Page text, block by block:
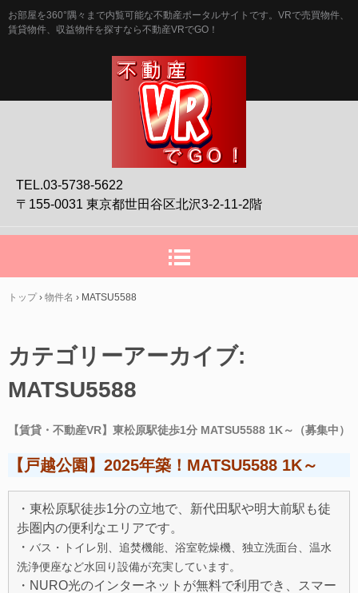
お部屋を360°隅々まで内覧可能な不動産ポータルサイトです。VRで売買物件、
賃貸物件、収益物件を探すなら不動産VRでGO！
TEL.03-5738-5622
〒155-0031 東京都世田谷区北沢3-2-11-2階
トップ › 物件名 › MATSU5588
カテゴリーアーカイブ:
MATSU5588
【賃貸・不動産VR】東松原駅徒歩1分 MATSU5588 1K～（募集中）
【戸越公園】2025年築！MATSU5588 1K～
・東松原駅徒歩1分の立地で、新代田駅や明大前駅も徒
歩圏内の便利なエリアです。
・ バス・トイレ別、追焚機能、浴室乾燥機、独立洗面台、温水
洗浄便座など水回り設備が充実しています。
・NURO光のインターネットが無料で利用でき、スマー